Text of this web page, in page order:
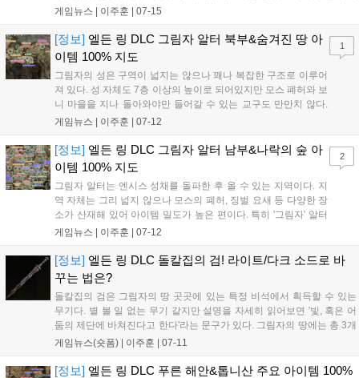
도만 봐서는 정확한 위치를 알기 어려우니 검색을 통해 영상 자료를 활
상세...
게임뉴스 | 이주훈 | 07-15
[정보] 엘든 링 DLC 그림자 알터 북부&숨겨진 땅 아
이템 100% 지도
그림자의 성은 구역이 넓지는 않으나 꽤나 복잡한 구조로 이루어
져 있다. 성 자체도 7층 이상의 높이로 되어있지만 모스 폐허와 보
니 마을을 지나 돌아와야만 들어갈 수 있는 교구도 만만치 않다.
지도를 보고 바로 아이템의 정확한 위치를 알아내는 것은 사실상
영상 검색으로 위치를 알아내보자. 정식 명...
게임뉴스 | 이주훈 | 07-12
1
[정보] 엘든 링 DLC 그림자 알터 남부&나락의 숲 아
이템 100% 지도
그림자 알터는 엔시스 성채를 돌파한 후 올 수 있는 지역이다. 지
역 자체는 그리 넓지 않으나 모스의 폐허, 징벌 요새 등 다양한 장
소가 산재해 있어 아이템 밀도가 높은 편이다. 특히 '그림자' 알터
라는 이름답게 꽤 많은 수의 그림자 나무 파편을 얻게 된다. 정식
남부로 지칭하여 표시했다. 나락...
게임뉴스 | 이주훈 | 07-12
2
[정보] 엘든 링 DLC 돌칼집의 검! 라이트/다크 소드로 바
꾸는 법은?
돌칼집의 검은 그림자의 땅 곳곳에 있는 특정 비석에서 획득할 수 있는
무기다. 별 볼 일 없는 무기 같지만 설명을 자세히 읽어보면 '빛, 혹은 어
둠의 제단에 바쳐진다고 한다'라는 문구가 있다. 그림자의 땅에는 총 3개
의 비석이 있으며 이곳에 돌칼집의 검을 가져가는 것으로 무기를 라이트
순...
게임뉴스(숏폼) | 이주훈 | 07-11
[정보] 엘든 링 DLC 푸른 해안&톱니산 주요 아이템 100%